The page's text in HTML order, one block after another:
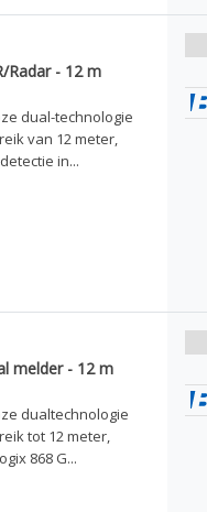
Radar - 12 m
dual-technologie
van 12 meter,
in...
melder - 12 m
dualtechnologie
tot 12 meter,
868 G...